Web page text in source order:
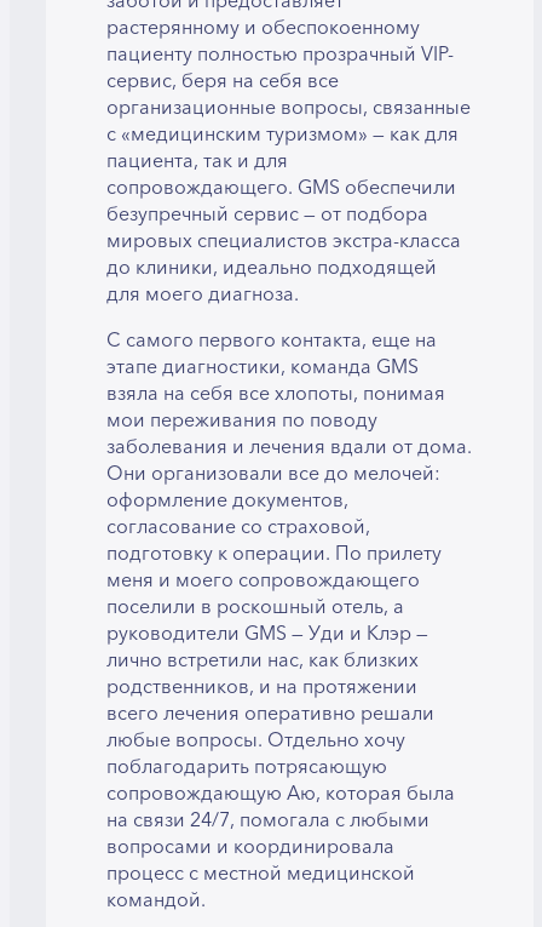
растерянному и обеспокоенному
пациенту полностью прозрачный VIP-
сервис, беря на себя все
организационные вопросы, связанные
с «медицинским туризмом» — как для
пациента, так и для
сопровождающего. GMS обеспечили
безупречный сервис — от подбора
мировых специалистов экстра-класса
до клиники, идеально подходящей
для моего диагноза.
С самого первого контакта, еще на
этапе диагностики, команда GMS
взяла на себя все хлопоты, понимая
мои переживания по поводу
заболевания и лечения вдали от дома.
Они организовали все до мелочей:
оформление документов,
согласование со страховой,
подготовку к операции. По прилету
меня и моего сопровождающего
поселили в роскошный отель, а
руководители GMS — Уди и Клэр —
лично встретили нас, как близких
родственников, и на протяжении
всего лечения оперативно решали
любые вопросы. Отдельно хочу
поблагодарить потрясающую
сопровождающую Аю, которая была
на связи 24/7, помогала с любыми
вопросами и координировала
процесс с местной медицинской
командой.